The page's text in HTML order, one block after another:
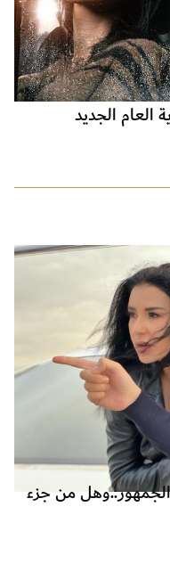
الجديد
من للموت 3 تحير الجمهور..وهل من جزء